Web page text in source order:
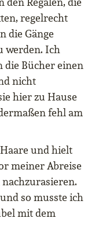
regelrecht
die Gänge
werden. Ich
die Bücher einen
nicht
hier zu Hause
fehl am
und hielt
meiner Abreise
so musste ich
mit dem